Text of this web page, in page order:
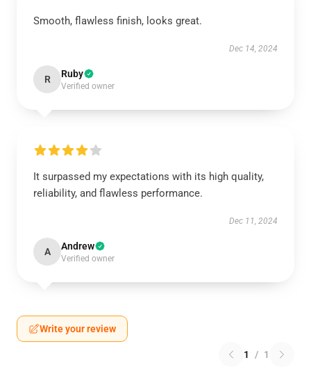
Smooth, flawless finish, looks great.
Dec 14, 2024
R Ruby
Verified owner
It surpassed my expectations with its high quality,
reliability, and flawless performance.
Dec 11, 2024
A Andrew
Verified owner
Write your review
1 / 1